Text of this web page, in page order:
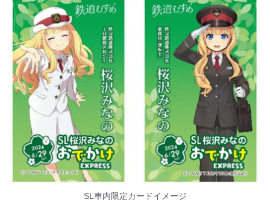
SL車内限定カードイメージ